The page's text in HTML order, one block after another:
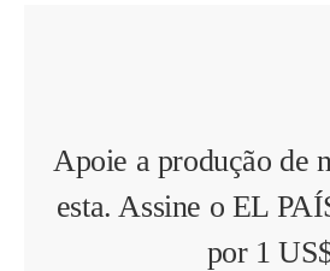
Apoie a produção de
esta. Assine o EL
por 1